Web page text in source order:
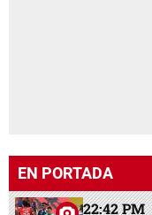
EN PORTADA
22:42 PM